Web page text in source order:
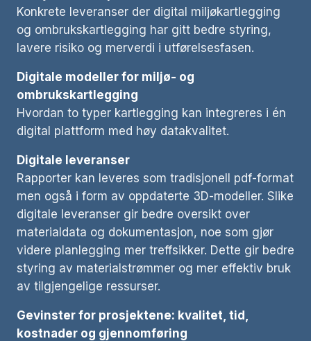
Konkrete leveranser der digital miljøkartlegging
og ombrukskartlegging har gitt bedre styring,
lavere risiko og merverdi i utførelsesfasen.
Digitale modeller for miljø- og
ombrukskartlegging
Hvordan to typer kartlegging kan integreres i én
digital plattform med høy datakvalitet.
Digitale leveranser
Rapporter kan leveres som tradisjonell pdf-format
men også i form av oppdaterte 3D-modeller. Slike
digitale leveranser gir bedre oversikt over
materialdata og dokumentasjon, noe som gjør
videre planlegging mer treffsikker. Dette gir bedre
styring av materialstrømmer og mer effektiv bruk
av tilgjengelige ressurser.
Gevinster for prosjektene: kvalitet, tid,
kostnader og gjennomføring